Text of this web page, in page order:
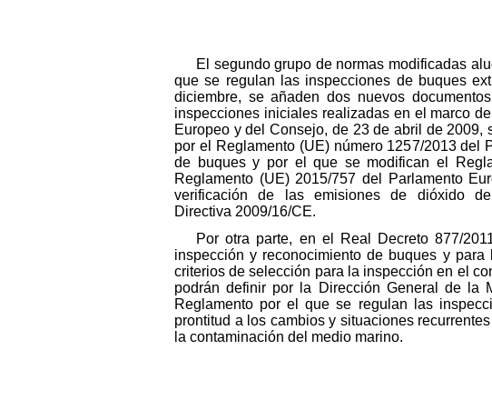
El segundo grupo de normas modificadas
que se regulan las inspecciones de buques
diciembre, se añaden dos nuevos
inspecciones iniciales realizadas en el marco
Europeo y del Consejo, de 23 de abril de
por el Reglamento (UE) número 1257/2013 del
de buques y por el que se modifican el
Reglamento (UE) 2015/757 del Parlamento
verificación de las emisiones de dióxido
Directiva 2009/16/CE.
Por otra parte, en el Real Decreto 877/
inspección y reconocimiento de buques y
criterios de selección para la inspección en el
podrán definir por la Dirección General de la
Reglamento por el que se regulan las
prontitud a los cambios y situaciones
la contaminación del medio marino.